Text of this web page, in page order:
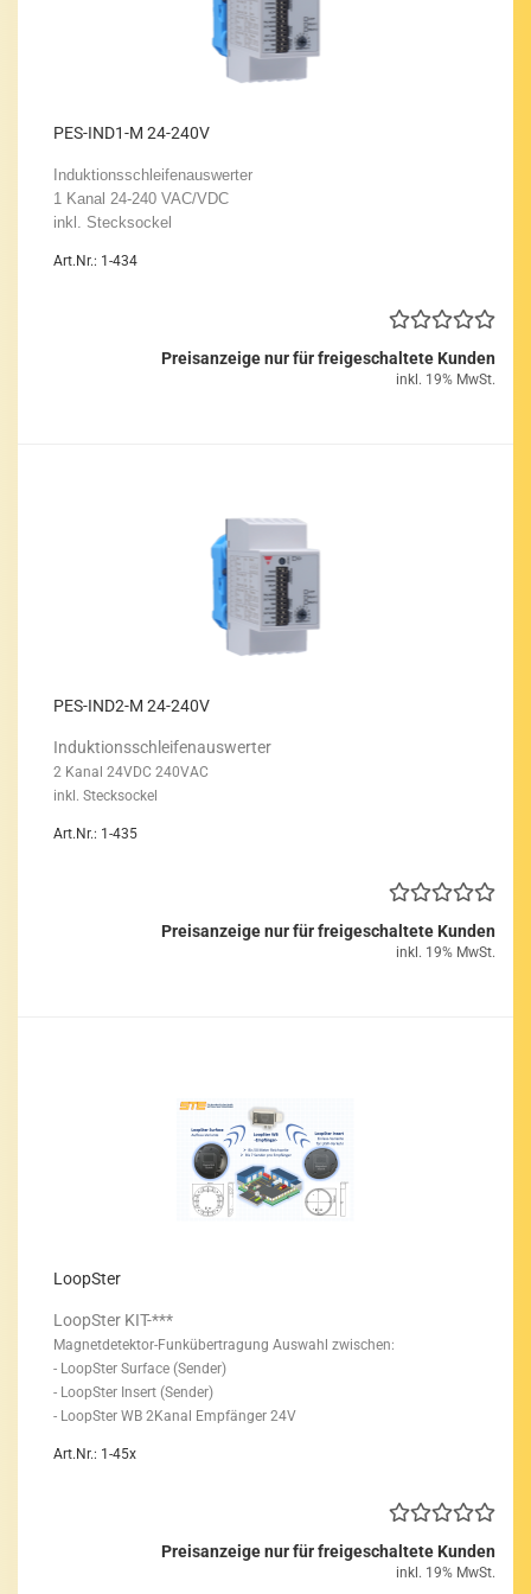
PES-​IND1-​M 24-​240V
In­duk­ti­ons­schlei­fen­aus­wer­ter
1 Kanal 24-​240 VAC/VDC
inkl. Steck­so­ckel
Art.Nr.: 1-434
Preisanzeige nur für freigeschaltete Kunden
inkl. 19% MwSt.
PES-​IND2-​M 24-​240V
In­duk­ti­ons­schlei­fen­aus­wer­ter
2 Kanal 24VDC 240VAC
inkl. Steck­so­ckel
Art.Nr.: 1-435
Preisanzeige nur für freigeschaltete Kunden
inkl. 19% MwSt.
LoopS­ter
LoopS­ter KIT-***
Magnetdetektor-​Funkübertragung Aus­wahl zwi­schen:
- LoopS­ter Sur­face (Sen­der)
- LoopS­ter In­sert (Sen­der)
- LoopS­ter WB 2Kanal Emp­fän­ger 24V
Art.Nr.: 1-45x
Preisanzeige nur für freigeschaltete Kunden
inkl. 19% MwSt.